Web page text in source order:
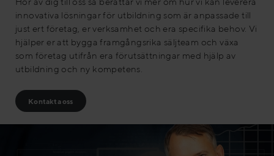
innovativa lösningar för utbildning som är anpassade till
just ert företag, er verksamhet och era specifika behov. Vi
hjälper er att bygga framgångsrika säljteam och växa
som företag utifrån era förutsättningar med hjälp av
utbildning och ny kompetens.
Kontakta oss